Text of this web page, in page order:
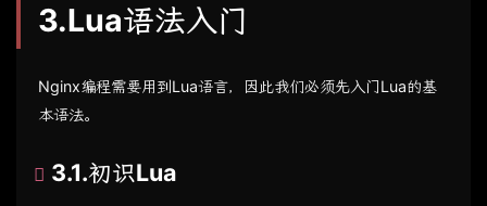
3.Lua语法入门
Nginx编程需要用到Lua语言，因此我们必须先入门Lua的基
本语法。
3.1.初识Lua